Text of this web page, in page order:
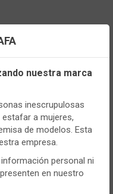
de sesión o
manera segura nuestra
y obtener datos de
el contenido a tus
cookies a tu gusto.
nuestra marca
inescrupulosas
a mujeres,
de modelos. Esta
empresa.
personal ni
en nuestro